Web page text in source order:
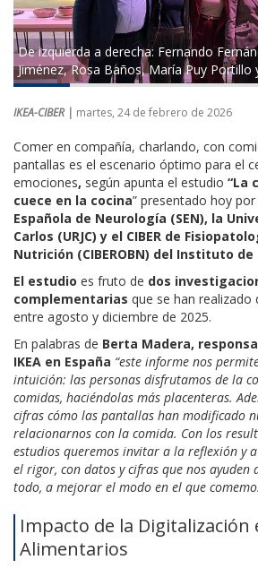
De izquierda a derecha: Fernando
Jiménez, Rosa Baños, María Puy Portillo
IKEA-CIBER | martes, 24 de febrero de 2026
Comer en compañía, charlando, con
pantallas es el escenario óptimo para el
emociones, según apunta el estudio “La
cuece en la cocina” presentado hoy por
Española de Neurología (SEN), la
Carlos (URJC) y el CIBER de
Nutrición (CIBEROBN) del Instituto de
El estudio es fruto de dos
complementarias que se han realizado
entre agosto y diciembre de 2025.
En palabras de Berta Madera,
IKEA en España “este informe nos
intuición: las personas disfrutamos de la
comidas, haciéndolas más placenteras.
cifras cómo las pantallas han modificado
relacionarnos con la comida. Con los
estudios queremos invitar a la reflexión y
el rigor, con datos y cifras que nos ayuden
todo, a mejorar el modo en el que
Impacto de la Digitalización
Alimentarios